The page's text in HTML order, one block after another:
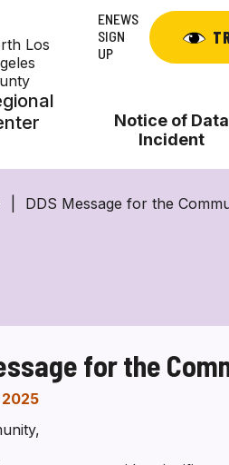
Los
ENEWS
SIGN
UP
Notice of Data
Incident
DDS Message for the
for the